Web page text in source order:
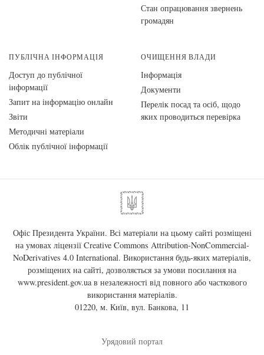
Стан опрацювання звернень
громадян
ПУБЛІЧНА ІНФОРМАЦІЯ
Доступ до публічної
інформації
Запит на інформацію онлайн
Звіти
Методичні матеріали
Облік публічної інформації
ОЧИЩЕННЯ ВЛАДИ
Інформація
Документи
Перелік посад та осіб, щодо
яких проводиться перевірка
Офіс Президента України. Всі матеріали на цьому сайті розміщені
на умовах ліцензії Creative Commons Attribution-NonCommercial-
NoDerivatives 4.0 International. Використання будь-яких матеріалів,
розміщених на сайті, дозволяється за умови посилання на
www.president.gov.uaв незалежності від повного або часткового
використання матеріалів.
01220, м. Київ, вул. Банкова, 11
Урядовий портал